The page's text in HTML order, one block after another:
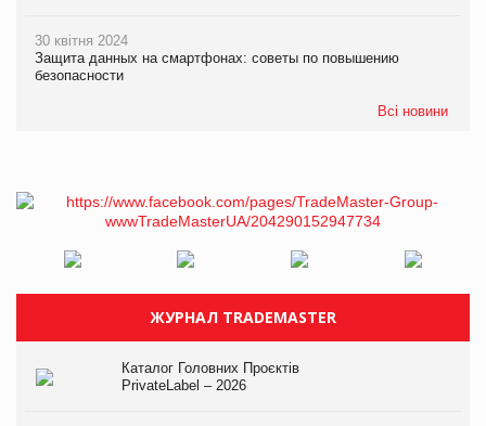
30 квітня 2024
Защита данных на смартфонах: советы по повышению
безопасности
Всі новини
ЖУРНАЛ TRADEMASTER
Каталог Головних Проєктів
PrivateLabel – 2026